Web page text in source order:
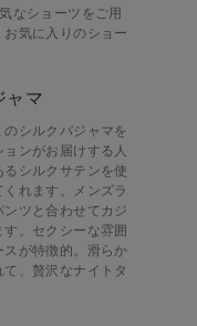
なショーツをご用
気に入りのショー
ャマ
シルクパジャマを
ンがお届けする人
シルクサテンを使
れます。メンズラ
ツと合わせてカジ
。セクシーな雰囲
が特徴的。滑らか
、贅沢なナイトタ